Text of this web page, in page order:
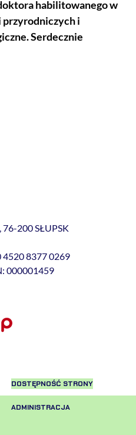
habilitowanego w
przyrodniczych i
Serdecznie
76-200 SŁUPSK
4520 8377 0269
000001459
DOSTĘPNOŚĆ STRONY
ADMINISTRACJA